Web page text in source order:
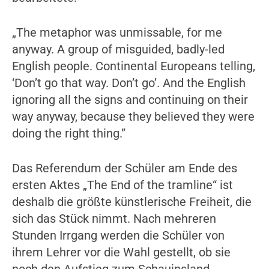
„The metaphor was unmissable, for me
anyway. A group of misguided, badly-led
English people. Continental Europeans telling,
‘Don’t go that way. Don’t go’. And the English
ignoring all the signs and continuing on their
way anyway, because they believed they were
doing the right thing.”
Das Referendum der Schüler am Ende des
ersten Aktes „The End of the tramline“ ist
deshalb die größte künstlerische Freiheit, die
sich das Stück nimmt. Nach mehreren
Stunden Irrgang werden die Schüler von
ihrem Lehrer vor die Wahl gestellt, ob sie